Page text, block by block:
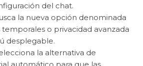
del chat.
la nueva opción denominada
o privacidad avanzada
desplegable.
la alternativa de